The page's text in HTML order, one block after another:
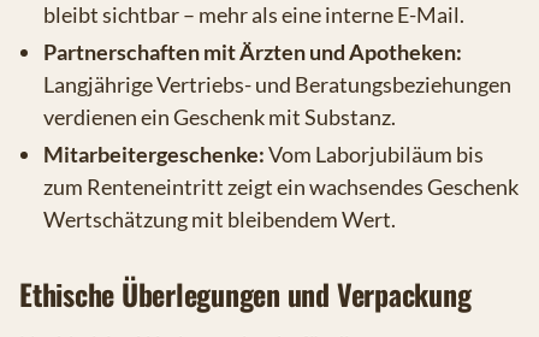
bleibt sichtbar – mehr als eine interne E-Mail.
Partnerschaften mit Ärzten und Apotheken:
Langjährige Vertriebs- und Beratungsbeziehungen
verdienen ein Geschenk mit Substanz.
Mitarbeitergeschenke:Vom Laborjubiläum bis
zum Renteneintritt zeigt ein wachsendes Geschenk
Wertschätzung mit bleibendem Wert.
Ethische Überlegungen und Verpackung